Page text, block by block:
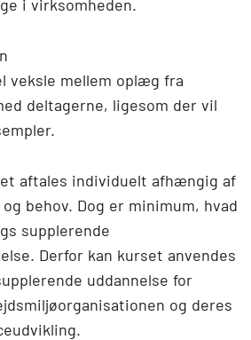
i virksomheden.
veksle mellem oplæg fra
deltagerne, ligesom der vil
aftales individuelt afhængig af
behov. Dog er minimum, hvad
supplerende
Derfor kan kurset anvendes
uddannelse for
og deres